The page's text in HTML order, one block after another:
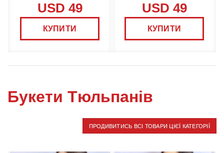
USD 49
КУПИТИ
USD 49
КУПИТИ
Букети Тюльпанів
ПРОДИВИТИСЬ ВСІ ТОВАРИ ЦІЄЇ КАТЕГОРІЇ